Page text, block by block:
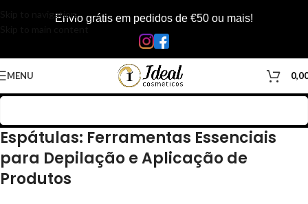
Skip to navigationEnvio grátis em pedidos de €50 ou mais!
MENU
Espátulas: Ferramentas Essenciais
para Depilação e Aplicação de
Produtos